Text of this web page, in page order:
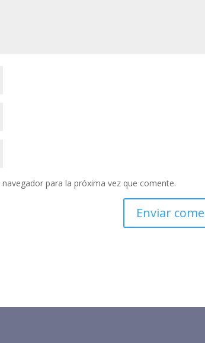
para la próxima vez que comente.